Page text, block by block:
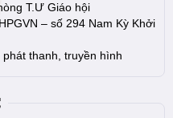
T.Ư Giáo hội
– số 294 Nam Kỳ Khởi
thanh, truyền hình